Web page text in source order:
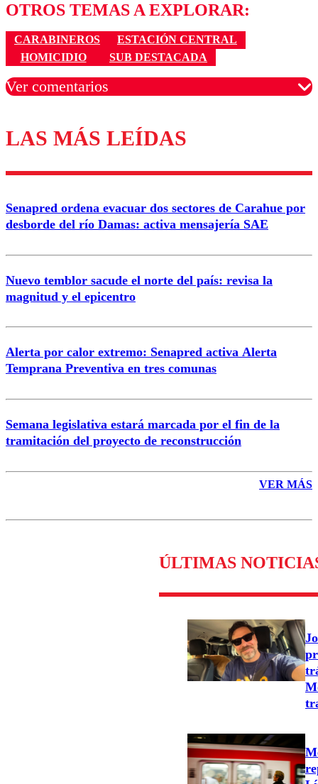
OTROS TEMAS A EXPLORAR:
CARABINEROS
ESTACIÓN CENTRAL
HOMICIDIO
SUB DESTACADA
Ver comentarios
Los comentarios son moderados para garantizar un
diálogo respetuoso.
Correo
LAS MÁS LEÍDAS
Senapred ordena evacuar dos sectores de Carahue por
desborde del río Damas: activa mensajería SAE
Nuevo temblor sacude el norte del país: revisa la
magnitud y el epicentro
Alerta por calor extremo: Senapred activa Alerta
Temprana Preventiva en tres comunas
Semana legislativa estará marcada por el fin de la
tramitación del proyecto de reconstrucción
VER MÁS
ÚLTIMAS